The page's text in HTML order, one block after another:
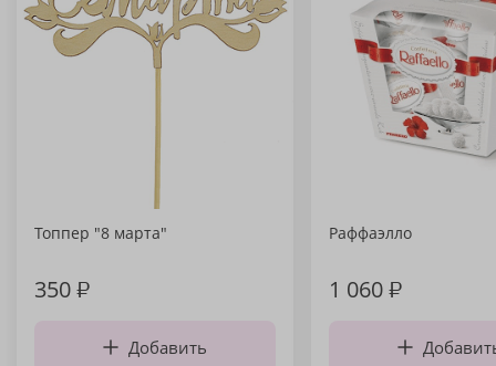
Топпер "8 марта"
350₽
Добавить
Раффаэлло
1 060₽